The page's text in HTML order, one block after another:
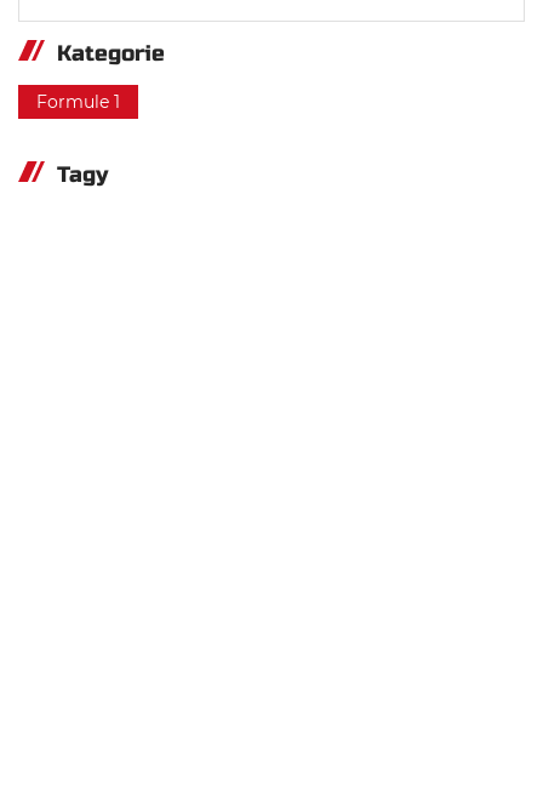
Kategorie
Formule 1
Tagy